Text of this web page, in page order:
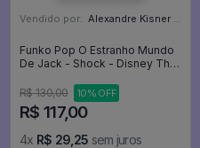
Vendido por: Alexandre Kisner - PR
Funko Pop O Estranho Mundo
De Jack - Shock - Disney The
#407
R$ 130,00 10% OFF
R$ 117,00
4x R$ 29,25 sem juros